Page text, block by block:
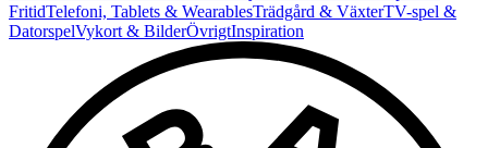
FritidTelefoni, Tablets & WearablesTrädgård & VäxterTV-spel &
DatorspelVykort & BilderÖvrigtInspiration